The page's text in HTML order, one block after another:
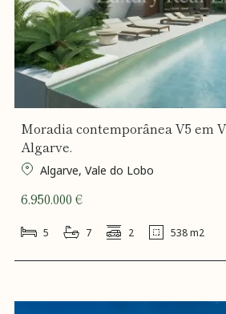
Moradia contemporânea V5 em
Algarve.
Algarve, Vale do Lobo
6.950.000 €
5 7 2 538 m2